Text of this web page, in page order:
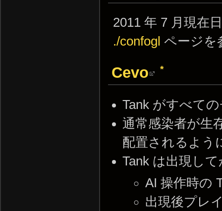
2011 年 7 月現在
./confogl ページを
Cevo *
Tank がすべて
通常感染者が生
配置されるよう
Tank は出現し
AI 操作時の
出現後プレ